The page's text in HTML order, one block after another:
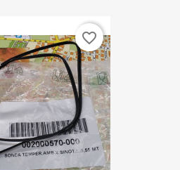
favorite_border